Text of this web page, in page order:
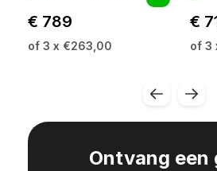
€ 789
of 3 x €263,00
€
of 3
Ontvang een